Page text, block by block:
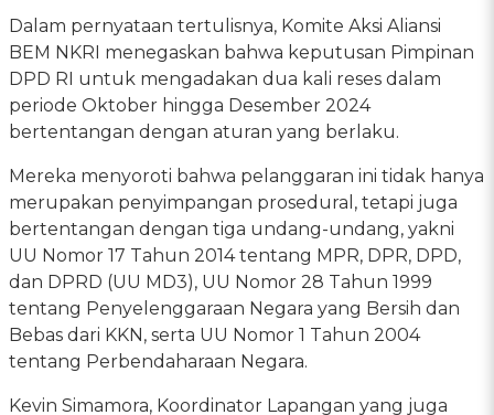
Dalam pernyataan tertulisnya, Komite Aksi Aliansi
BEM NKRI menegaskan bahwa keputusan Pimpinan
DPD RI untuk mengadakan dua kali reses dalam
periode Oktober hingga Desember 2024
bertentangan dengan aturan yang berlaku.
Mereka menyoroti bahwa pelanggaran ini tidak hanya
merupakan penyimpangan prosedural, tetapi juga
bertentangan dengan tiga undang-undang, yakni
UU Nomor 17 Tahun 2014 tentang MPR, DPR, DPD,
dan DPRD (UU MD3), UU Nomor 28 Tahun 1999
tentang Penyelenggaraan Negara yang Bersih dan
Bebas dari KKN, serta UU Nomor 1 Tahun 2004
tentang Perbendaharaan Negara.
Kevin Simamora, Koordinator Lapangan yang juga